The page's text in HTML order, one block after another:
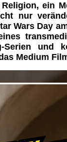
ein
nur
Wars Day
Serien
Medium